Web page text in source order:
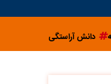
دانش آراستگی